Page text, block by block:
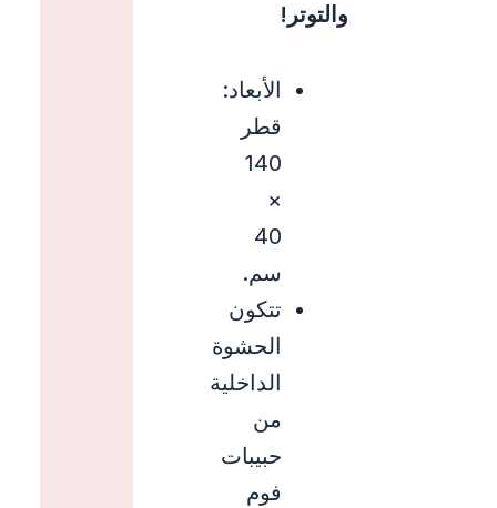
والتوتر!
الأبعاد:
قطر
140
×
40
سم.
تتكون
الحشوة
الداخلية
من
حبيبات
فوم